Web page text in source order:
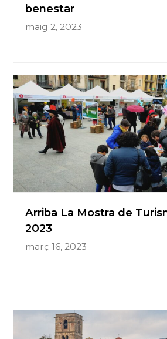
benestar
maig 2, 2023
Arriba La Mostra de
2023
març 16, 2023